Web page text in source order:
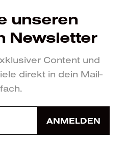
unseren
Newsletter
Content und
direkt in dein Mail-
ANMELDEN